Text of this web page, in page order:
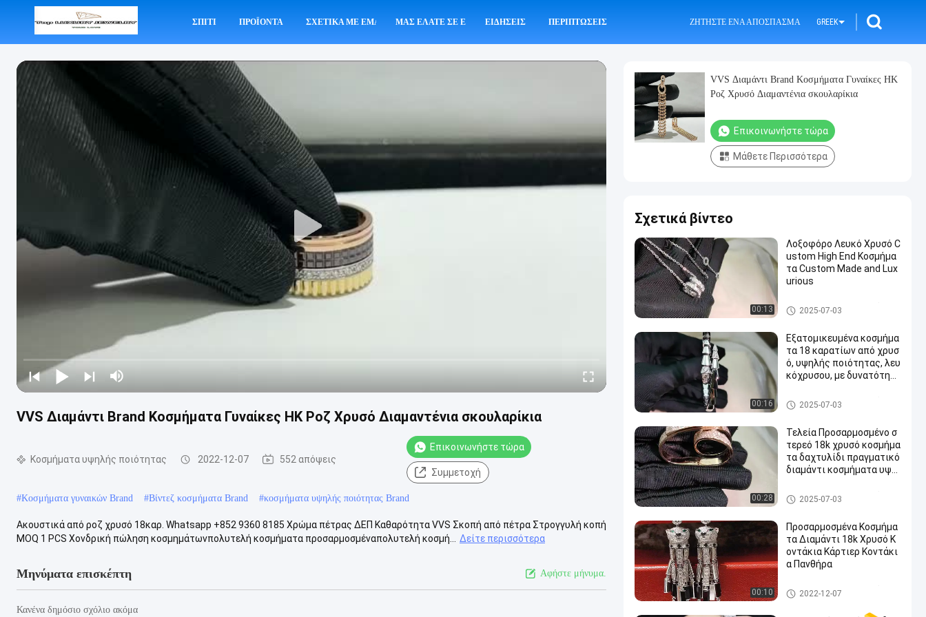
ΣΠΊΤΙ ΠΡΟΪΌΝΤΑ ΣΧΕΤΙΚΆ ΜΕ ΕΜΆΣ ΜΑΣ ΕΛΆΤΕ ΣΕ ΕΠΑΦΉ ΜΕΕΙΔΉΣΕΙΣ ΠΕΡΙΠΤΏΣΕΙΣ ΖΗΤΉΣΤΕ ΈΝΑ ΑΠΌΣΠΑΣΜΑ GREEK
VVS Διαμάντι Brand Κοσμήματα Γυναίκες HK Ροζ Χρυσό Διαμαντένια σκουλαρίκια
Κοσμήματα υψηλής ποιότητας 2022-12-07 552 απόψεις
Επικοινωνήστε τώρα
Συμμετοχή
#Κοσμήματα γυναικών Brand #Βίντεζ κοσμήματα Brand #κοσμήματα υψηλής ποιότητας Brand
Ακουστικά από ροζ χρυσό 18καρ. Whatsapp +852 9360 8185 Χρώμα πέτρας ΔΕΠ Καθαρότητα VVS Σκοπή από πέτρα Στρογγυλή κοπή
MOQ 1 PCS Χονδρική πώληση κοσμημάτωνπολυτελή κοσμήματα προσαρμοσμέναπολυτελή κοσμή...
Δείτε περισσότερα
Μηνύματα επισκέπτη Αφήστε μήνυμα.
Κανένα δημόσιο σχόλιο ακόμα
VVS Διαμάντι Brand Κοσμήματα Γυναίκες HK
Ροζ Χρυσό Διαμαντένια σκουλαρίκια
Επικοινωνήστε τώρα
Μάθετε Περισσότερα
Σχετικά βίντεο
00:13
Λοξοφόρο Λευκό Χρυσό C
ustom High End Κοσμήμα
τα Custom Made and Lux
urious
Κοσμήματα υψηλής ποιότητα
ς
2025-07-03
00:16
Εξατομικευμένα κοσμήμα
τα 18 καρατίων από χρυσ
ό, υψηλής ποιότητας, λευ
κόχρυσου, με δυνατότητ
ή ομορφιά
Κοσμήματα υψηλής ποιότητα
ς
2025-07-03
00:28
Τελεία Προσαρμοσμένο σ
τερεό 18k χρυσό κοσμήμα
τα δαχτυλίδι πραγματικό
διαμάντι κοσμήματα υψη
Κοσμήματα υψηλής ποιότητα
ς
2025-07-03
00:10
Προσαρμοσμένα Κοσμήμα
τα Διαμάντι 18k Χρυσό Κ
οvτάκια Κάρτιερ Κοvτάκι
α Πανθήρα
Κοσμήματα υψηλής ποιότητα
ς
2022-12-07